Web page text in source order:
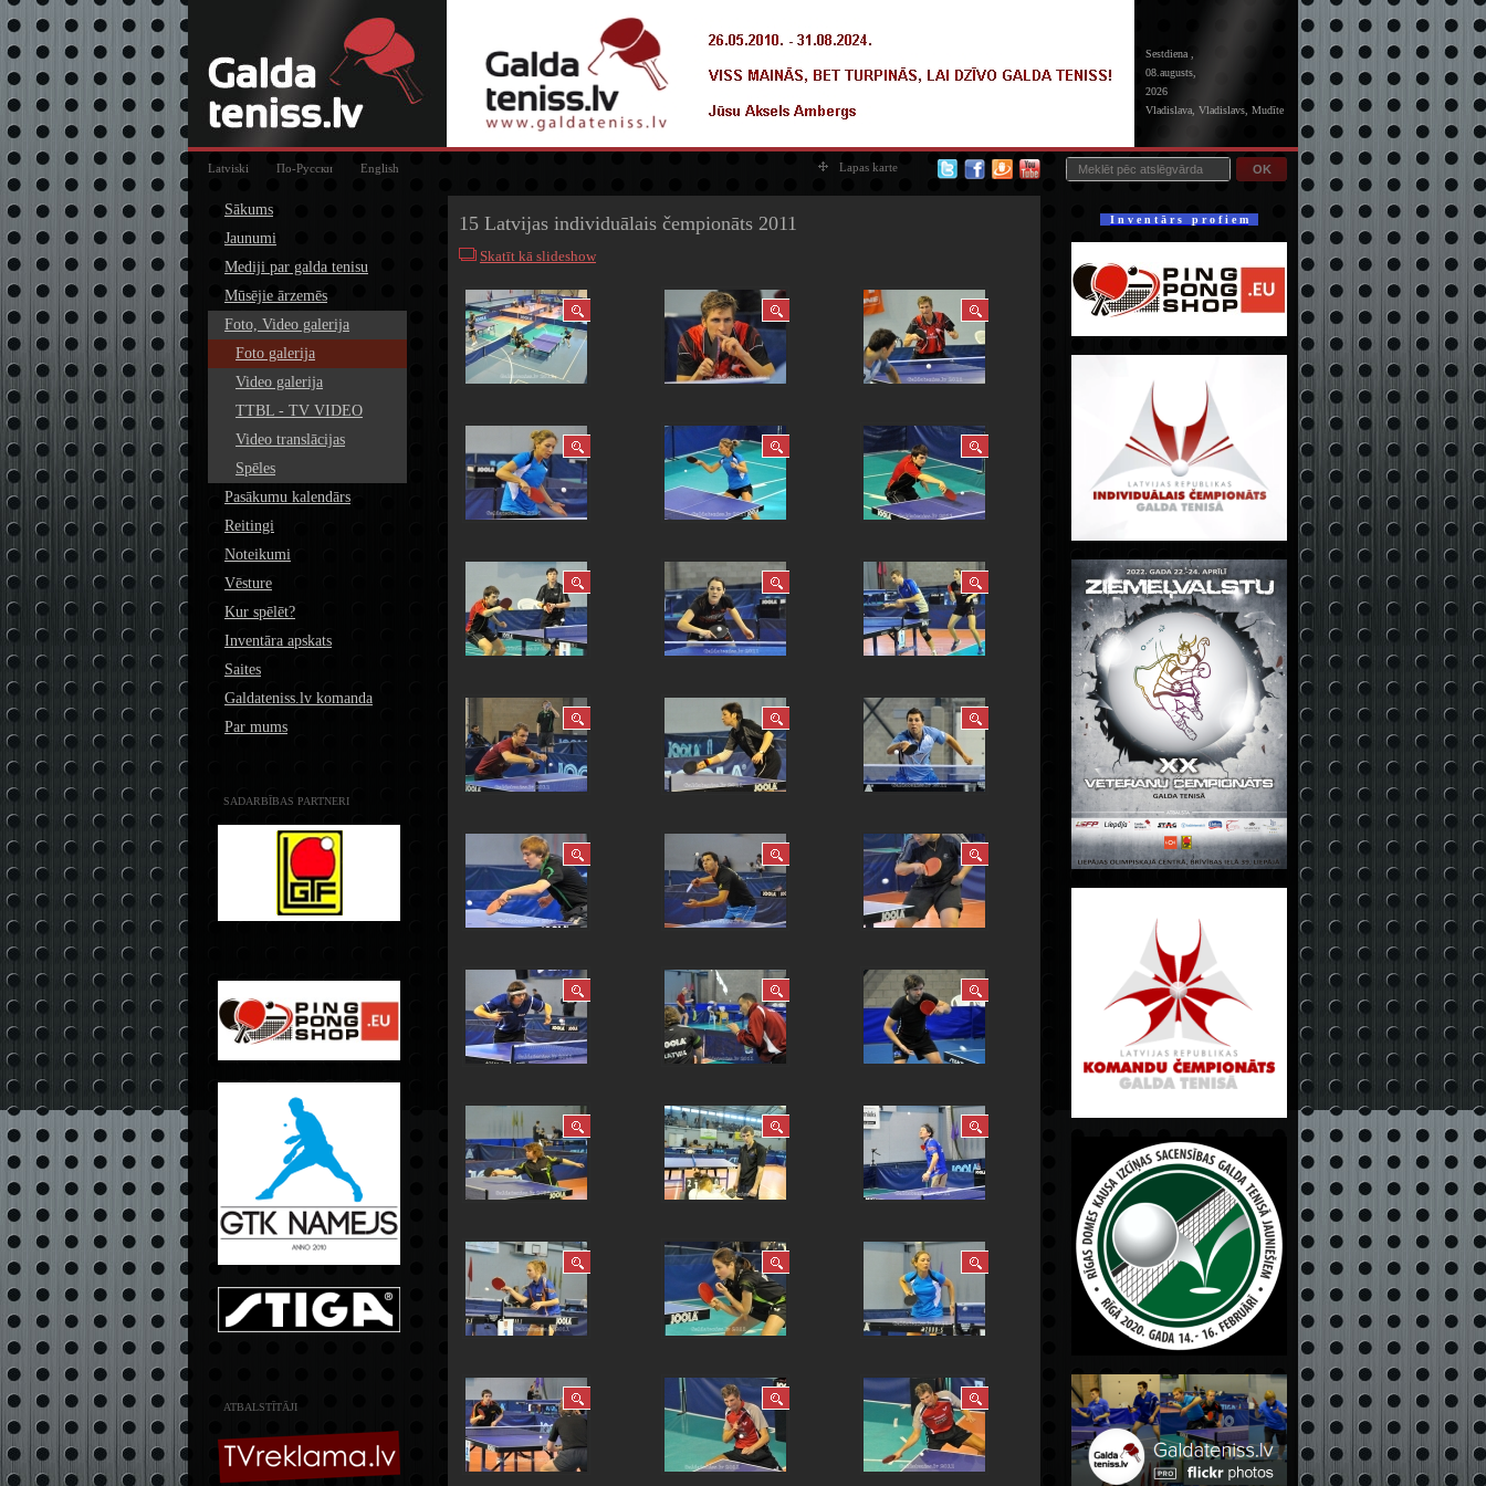
Sestdiena ,
08.augusts,
2026
Vladislava, Vladislavs, Mudīte
OK
Latviski По-Русски English Lapas karte
Sākums
Jaunumi
Mediji par galda tenisu
Mūsējie ārzemēs
Foto, Video galerija
Foto galerija
Video galerija
TTBL - TV VIDEO
Video translācijas
Spēles
Pasākumu kalendārs
Reitingi
Noteikumi
Vēsture
Kur spēlēt?
Inventāra apskats
Saites
Galdateniss.lv komanda
Par mums
SADARBĪBAS PARTNERI
ATBALSTĪTĀJI
15 Latvijas individuālais čempionāts 2011
Skatīt kā slideshow
I n v e n t ā r s p r o f i e m